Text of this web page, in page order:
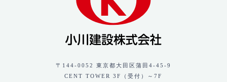
〒144-0052 東京都大田区蒲田4-45-9
CENT TOWER 3F（受付）～7F